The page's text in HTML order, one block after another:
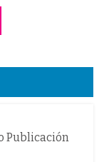
Publicación